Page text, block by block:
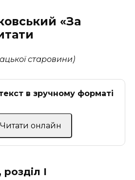
«За
старовини)
в зручному форматі
онлайн
І